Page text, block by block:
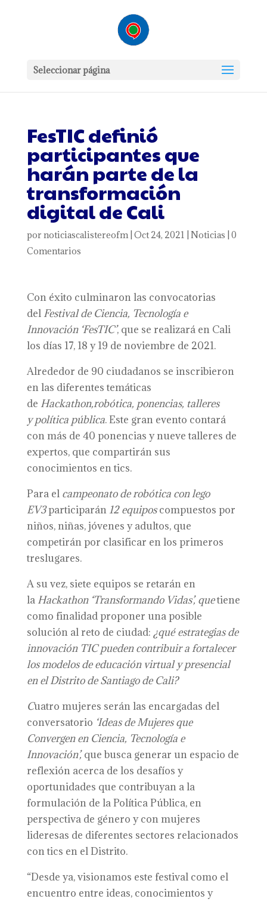
Seleccionar página
FesTIC definió
participantes que
harán parte de la
transformación
digital de Cali
por noticiascalistereofm| Oct 24, 2021 Noticias 0
Comentarios
Con éxito culminaron las convocatorias
del Festival de Ciencia, Tecnología e
Innovación ‘FesTIC’, que se realizará en Cali
los días 17, 18 y 19 de noviembre de 2021.
Alrededor de 90 ciudadanos se inscribieron
en las diferentes temáticas
de Hackathon,robótica, ponencias, talleres
ypolítica pública. Este gran evento contará
con más de 40 ponencias y nueve talleres de
expertos, que compartirán sus
conocimientos en tics.
Para el campeonato de robótica con lego
EV3participarán 12 equiposcompuestos por
niños, niñas, jóvenes y adultos, que
competirán por clasificar en los primeros
treslugares.
A su vez, siete equipos se retarán en
la Hackathon ‘Transformando Vidas’,quetiene
como finalidad proponer una posible
solución al reto de ciudad: ¿qué estrategias de
innovación TIC pueden contribuir a fortalecer
los modelos de educación virtual y presencial
en el Distrito de Santiago de Cali?
Cuatro mujeres serán las encargadas del
conversatorio ‘Ideas de Mujeres que
Convergen en Ciencia, Tecnología e
Innovación’,que busca generar un espacio de
reflexión acerca de los desafíos y
oportunidades que contribuyan a la
formulación de la Política Pública, en
perspectiva de género y con mujeres
lideresas de diferentes sectores relacionados
con tics en el Distrito.
“Desde ya, visionamos este festival como el
encuentro entre ideas, conocimientos y